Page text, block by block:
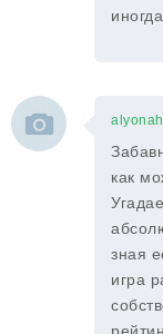
как
зная
игра